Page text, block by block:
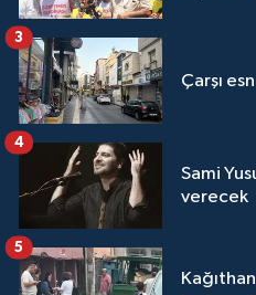
Çarşı
3
Sami
verecek
4
5